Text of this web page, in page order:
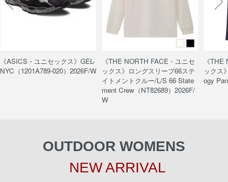
《ASICS・ユニセックス》GEL-
NYC（1201A789-020）2026F/W
《THE NORTH FACE・ユニセ
ックス》ロングスリーブ66ステ
イトメントクルー/L/S 66 State
ment Crew（NT82689）2026F/
W
《
ックス
ogy
OUTDOOR WOMENS
NEW ARRIVAL